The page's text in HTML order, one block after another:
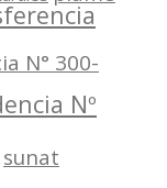
N° 300-
Nº
sunat